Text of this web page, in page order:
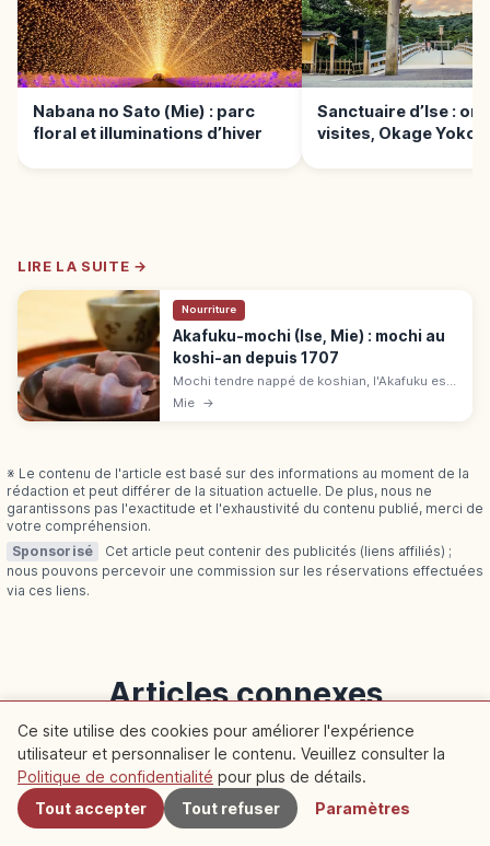
Nabana no Sato (Mie) : parc
floral et illuminations d’hiver
Sanctuaire d’Ise :
visites, Okage
LIRE LA SUITE →
Nourriture
Akafuku-mochi (Ise, Mie) : mochi au
koshi-an depuis 1707
Mochi tendre nappé de koshian, l'Akafuku est
le souvenir incontournable d'Ise. Sens des 3
Mie →
※ Le contenu de l'article est basé sur des informations au moment de la
rédaction et peut différer de la situation actuelle. De plus, nous ne
garantissons pas l'exactitude et l'exhaustivité du contenu publié, merci de
votre compréhension.
Sponsorisé
Cet article peut contenir des publicités (liens affiliés) ;
nous pouvons percevoir une commission sur les réservations effectuées
via ces liens.
Articles connexes
Découvrez plus d'articles dans cette catégorie
Kyoto Kyoto
À proximité
Ce site utilise des cookies pour améliorer l'expérience
utilisateur et personnaliser le contenu. Veuillez consulter la
Politique de confidentialité pour plus de détails.
Tout accepter
Tout refuser Paramètres